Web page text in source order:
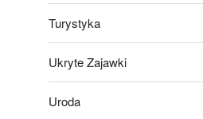
Turystyka
Ukryte Zajawki
Uroda